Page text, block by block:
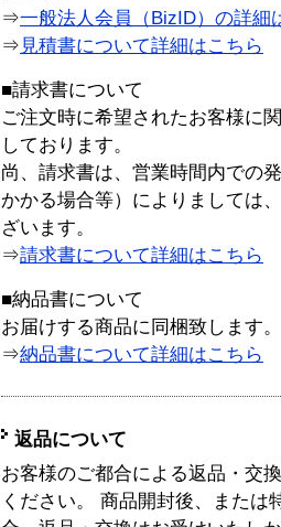
⇒一般法人会員（BizID）の詳細
⇒ 見積書について詳細はこちら
■請求書について
ご注文時に希望されたお客様に
しております。
尚、請求書は、営業時間内での
かかる場合等）によりましては
ざいます。
⇒請求書について詳細はこちら
■納品書について
お届けする商品に同梱致します。
⇒納品書について詳細はこちら
返品について
お客様のご都合による返品・交
ください。 商品開封後、または